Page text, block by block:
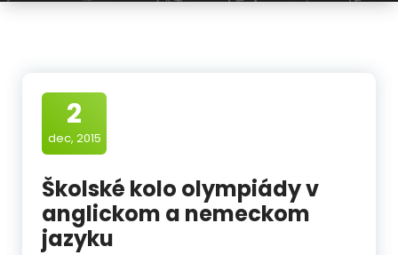
2
dec, 2015
Školské kolo olympiády v
anglickom a nemeckom
jazyku